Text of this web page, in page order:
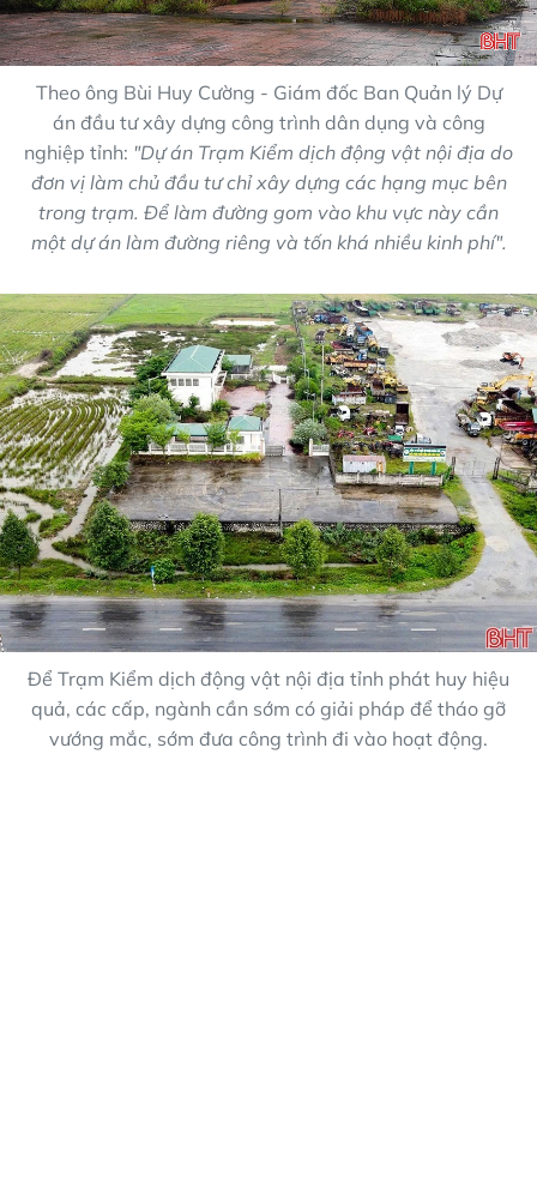
Theo ông Bùi Huy Cường - Giám đốc Ban Quản lý Dự
án đầu tư xây dựng công trình dân dụng và công
nghiệp tỉnh: "Dự án Trạm Kiểm dịch động vật nội địa do
đơn vị làm chủ đầu tư chỉ xây dựng các hạng mục bên
trong trạm. Để làm đường gom vào khu vực này cần
một dự án làm đường riêng và tốn khá nhiều kinh phí".
Để Trạm Kiểm dịch động vật nội địa tỉnh phát huy hiệu
quả, các cấp, ngành cần sớm có giải pháp để tháo gỡ
vướng mắc, sớm đưa công trình đi vào hoạt động.